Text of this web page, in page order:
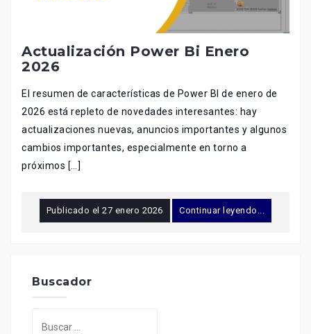
Actualización Power Bi Enero
2026
El resumen de características de Power BI de enero de
2026 está repleto de novedades interesantes: hay
actualizaciones nuevas, anuncios importantes y algunos
cambios importantes, especialmente en torno a
próximos […]
Publicado el27 enero 2026 Continuar leyendo...
Buscador